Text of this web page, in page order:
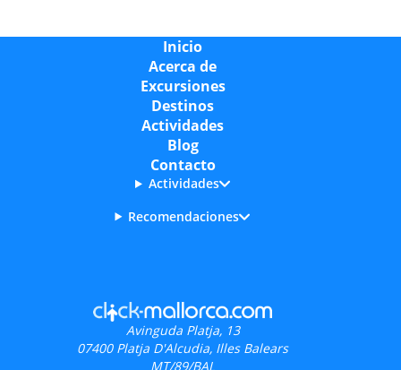
Inicio
Acerca de
Excursiones
Destinos
Actividades
Blog
Contacto
Actividades
Recomendaciones
Avinguda Platja, 13
07400 Platja D'Alcudia, Illes Balears
MT/89/BAL